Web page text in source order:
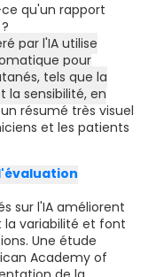
qu'un rapport
par l'IA utilise
pour
tels que la
la sensibilité, en
résumé très visuel
et les patients
sur l'IA améliorent
la variabilité et font
Une étude
Academy of